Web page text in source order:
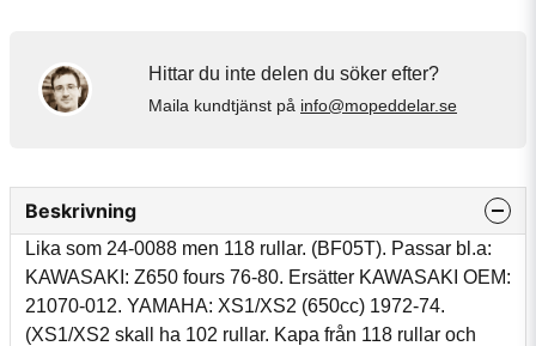
Hittar du inte delen du söker efter?
Maila kundtjänst på info@mopeddelar.se
Beskrivning
Lika som 24-0088 men 118 rullar. (BF05T). Passar bl.a:
KAWASAKI: Z650 fours 76-80. Ersätter KAWASAKI OEM:
21070-012. YAMAHA: XS1/XS2 (650cc) 1972-74.
(XS1/XS2 skall ha 102 rullar. Kapa från 118 rullar och